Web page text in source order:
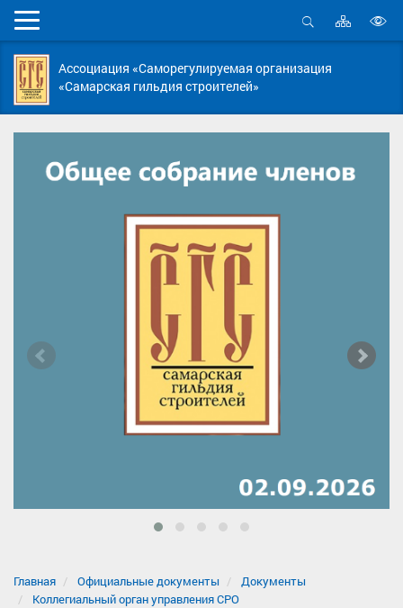
Мобильное
меню
Открыть
Карта
сайта
Ассоциация «Саморегулируемая организация
«Самарская гильдия строителей»
Главная Официальные документы
Документы
Коллегиальный орган управления СРО